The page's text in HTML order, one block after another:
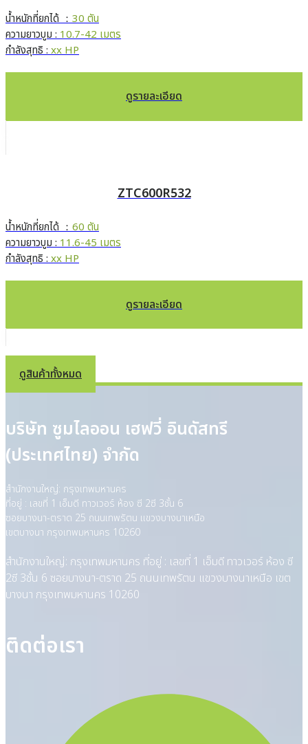
น้ำหนักที่ยกได้ ：30 ตัน
ความยาวบูม :10.7-42 เมตร
กำลังสุทธิ :xx HP
ดูรายละเอียด
ZTC600R532
น้ำหนักที่ยกได้ ：60 ตัน
ความยาวบูม :11.6-45 เมตร
กำลังสุทธิ :xx HP
ดูรายละเอียด
ดูสินค้าทั้งหมด
บริษัท ซูมไลออน เฮฟวี่ อินดัสทรี
(ประเทศไทย) จำกัด
สำนักงานใหญ่: กรุงเทพมหานคร
ที่อยู่ : เลขที่ 1 เอ็มดี ทาวเวอร์ ห้อง ซี 2ซี 3ชั้น 6
ซอยบางนา-ตราด 25 ถนนเทพรัตน แขวงบางนาเหนือ
เขตบางนา กรุงเทพมหานคร 10260
สำนักงานใหญ่: กรุงเทพมหานคร ที่อยู่ : เลขที่ 1 เอ็มดี ทาวเวอร์ ห้อง ซี
2ซี 3ชั้น 6 ซอยบางนา-ตราด 25 ถนนเทพรัตน แขวงบางนาเหนือ เขต
บางนา กรุงเทพมหานคร 10260
ติดต่อเรา